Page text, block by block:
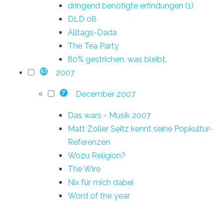
dringend benötigte erfindungen (1)
DLD 08
Alltags-Dada
The Tea Party
80% gestrichen. was bleibt.
63 2007
7 December 2007
Das wars - Musik 2007
Matt Zoller Seitz kennt seine Popkultur-
Referenzen
Wozu Religion?
The Wire
Nix für mich dabei
Word of the year